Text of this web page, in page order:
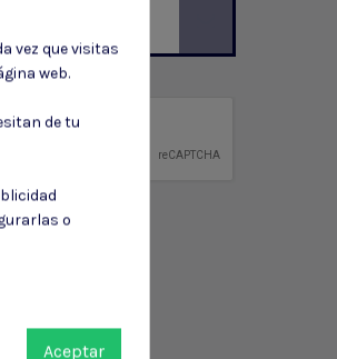
legal.
vez que visitas
web.
de tu
o
Aceptar